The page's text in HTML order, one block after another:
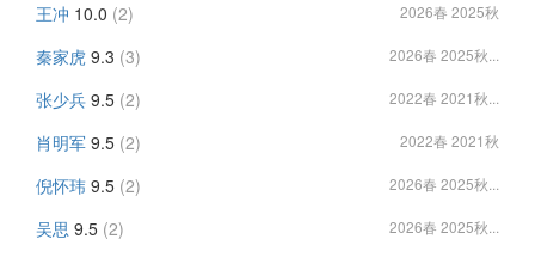
王冲 10.0 (2) 2026春 2025秋
秦家虎 9.3 (3) 2026春 2025秋...
张少兵 9.5 (2) 2022春 2021秋...
肖明军 9.5 (2) 2022春 2021秋
倪怀玮 9.5 (2) 2026春 2025秋...
吴思 9.5 (2) 2026春 2025秋...